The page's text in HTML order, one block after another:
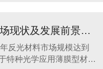
，引起警觉，从而避免
亡，降低经济损失，成
安全卫士，有着明显的
反光材料行业市场现状及发展前景分析
反光材料市场规模达到
特种光学应用薄膜型材